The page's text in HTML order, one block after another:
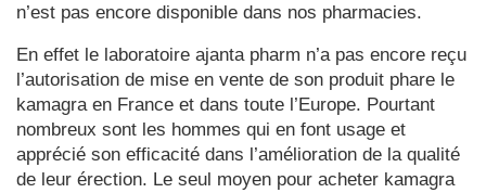
n’est pas encore disponible dans nos pharmacies.
En effet le laboratoire ajanta pharm n’a pas encore reçu
l’autorisation de mise en vente de son produit phare le
kamagra en France et dans toute l’Europe. Pourtant
nombreux sont les hommes qui en font usage et
apprécié son efficacité dans l’amélioration de la qualité
de leur érection. Le seul moyen pour acheter kamagra